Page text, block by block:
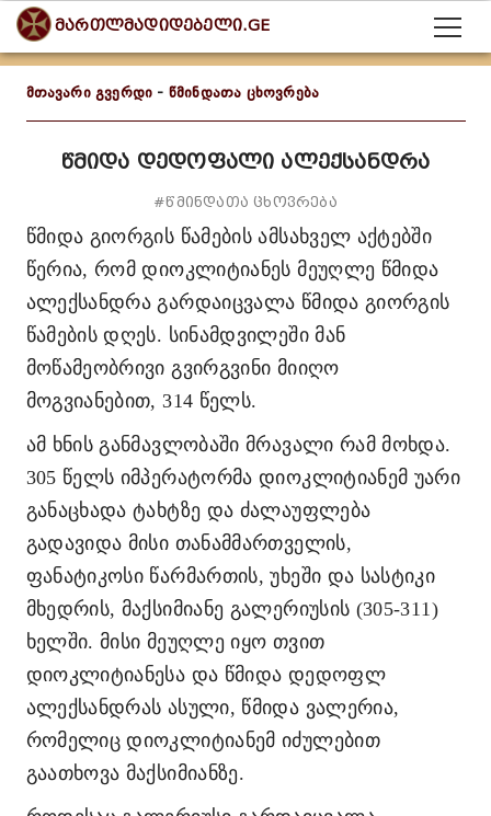
მართლმადიდებელი.GE
მთავარი გვერდი - წმინდათა ცხოვრება
წმიდა დედოფალი ალექსანდრა
#წმინდათა ცხოვრება
წმიდა გიორგის წამების ამსახველ აქტებში
წერია, რომ დიოკლიტიანეს მეუღლე წმიდა
ალექსანდრა გარდაიცვალა წმიდა გიორგის
წამების დღეს. სინამდვილეში მან
მოწამეობრივი გვირგვინი მიიღო
მოგვიანებით, 314 წელს.
ამ ხნის განმავლობაში მრავალი რამ მოხდა.
305 წელს იმპერატორმა დიოკლიტიანემ უარი
განაცხადა ტახტზე და ძალაუფლება
გადავიდა მისი თანამმართველის,
ფანატიკოსი წარმართის, უხეში და სასტიკი
მხედრის, მაქსიმიანე გალერიუსის (305-311)
ხელში. მისი მეუღლე იყო თვით
დიოკლიტიანესა და წმიდა დედოფლ
ალექსანდრას ასული, წმიდა ვალერია,
რომელიც დიოკლიტიანემ იძულებით
გაათხოვა მაქსიმიანზე.